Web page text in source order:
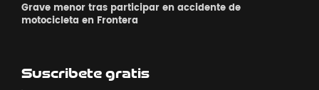
Grave menor tras participar en accidente de
motocicleta en Frontera
Suscribete gratis